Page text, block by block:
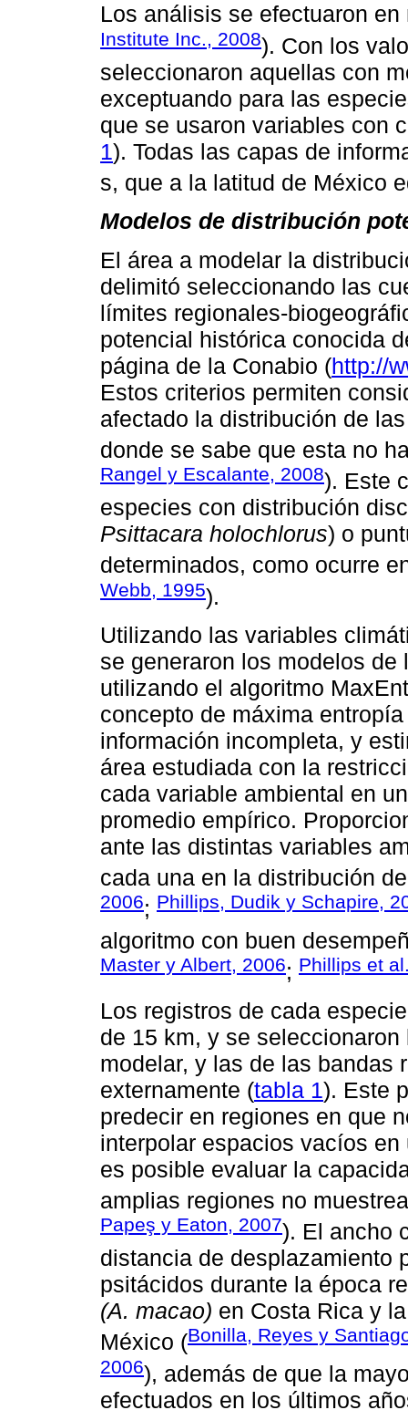
Los análisis se efectuaron
Institute Inc., 2008). Con los
seleccionaron aquellas con
exceptuando para las
que se usaron variables con
1). Todas las capas de
s, que a la latitud de México
Modelos de distribución
El área a modelar la
delimitó seleccionando las
límites regionales-
potencial histórica conocida
página de la Conabio (http://
Estos criterios permiten
afectado la distribución de
donde se sabe que esta no
Rangel y Escalante, 2008). Este
especies con distribución
Psittacara holochlorus) o
determinados, como ocurre
Webb, 1995).
Utilizando las variables
se generaron los modelos
utilizando el algoritmo
concepto de máxima
información incompleta, y
área estudiada con la
cada variable ambiental en
promedio empírico.
ante las distintas variables
cada una en la distribución
2006; Phillips, Dudik y Schapire,
algoritmo con buen
Master y Albert, 2006; Phillips et
Los registros de cada
de 15 km, y se
modelar, y las de las bandas
externamente (tabla 1). Este
predecir en regiones en que
interpolar espacios vacíos
es posible evaluar la
amplias regiones no
Papeş y Eaton, 2007). El ancho
distancia de desplazamiento
psitácidos durante la época
(A. macao) en Costa Rica y
México (Bonilla, Reyes y
2006), además de que la
efectuados en los últimos